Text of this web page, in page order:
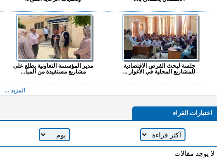
جلسة لبحث الفرص الاقتصادية
للمشاريع المحلية في الأغوار ...
مدير المؤسسة التعاونية يطلع على
مشاريع مستفيدة من المبا...
المزيد ...
اختيارات القراء
لا يوجد مقالات